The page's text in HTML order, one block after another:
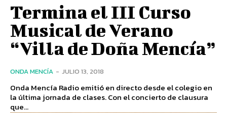
Termina el III Curso
Musical de Verano
“Villa de Doña Mencía”
ONDA MENCÍA - JULIO 13, 2018
Onda Mencía Radio emitió en directo desde el colegio en
la última jornada de clases. Con el concierto de clausura
que...